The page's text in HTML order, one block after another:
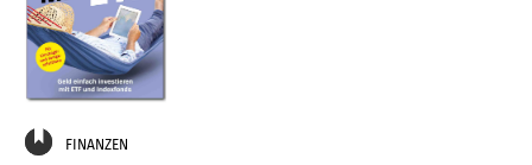
FINANZEN